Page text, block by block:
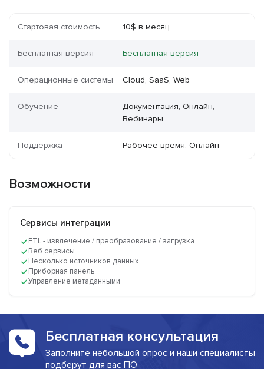
Стартовая стоимость 10$ в месяц
Бесплатная версия Бесплатная версия
Операционные системы Cloud, SaaS, Web
Обучение
Документация, Онлайн,
Вебинары
Поддержка Рабочее время, Онлайн
Возможности
Сервисы интеграции
ETL - извлечение / преобразование / загрузка
Веб сервисы
Несколько источников данных
Приборная панель
Управление метаданными
Бесплатная консультация
Заполните небольшой опрос и наши специалисты
подберут для вас ПО